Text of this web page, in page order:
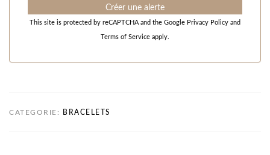
Créer une alerte
This site is protected by reCAPTCHA and the Google Privacy Policy and
Terms of Service apply.
CATEGORIE: BRACELETS